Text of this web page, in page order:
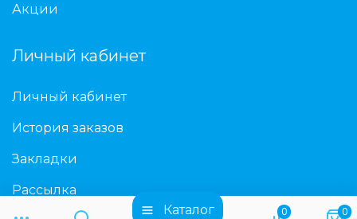
Каталог 0 0
Акции
Личный кабинет
Личный кабинет
История заказов
Закладки
Рассылка